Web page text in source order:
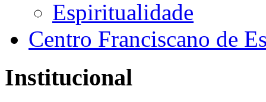
Espiritualidade
Centro Franciscano de
Institucional